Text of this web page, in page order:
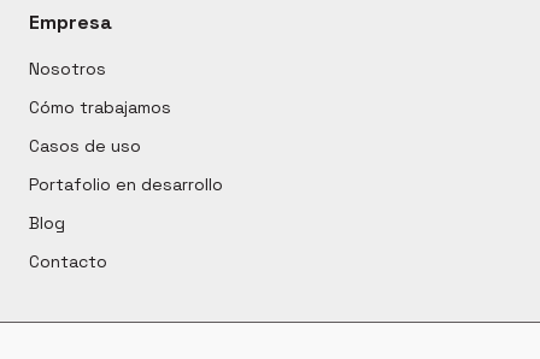
Empresa
Nosotros
Cómo trabajamos
Casos de uso
Portafolio en desarrollo
Blog
Contacto